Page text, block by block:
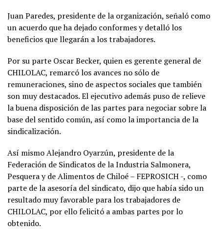
Juan Paredes, presidente de la organización, señaló como
un acuerdo que ha dejado conformes y detalló los
beneficios que llegarán a los trabajadores.
Por su parte Oscar Becker, quien es gerente general de
CHILOLAC, remarcó los avances no sólo de
remuneraciones, sino de aspectos sociales que también
son muy destacados. El ejecutivo además puso de relieve
la buena disposición de las partes para negociar sobre la
base del sentido común, así como la importancia de la
sindicalización.
Así mismo Alejandro Oyarzún, presidente de la
Federación de Sindicatos de la Industria Salmonera,
Pesquera y de Alimentos de Chiloé – FEPROSICH -, como
parte de la asesoría del sindicato, dijo que había sido un
resultado muy favorable para los trabajadores de
CHILOLAC, por ello felicitó a ambas partes por lo
obtenido.